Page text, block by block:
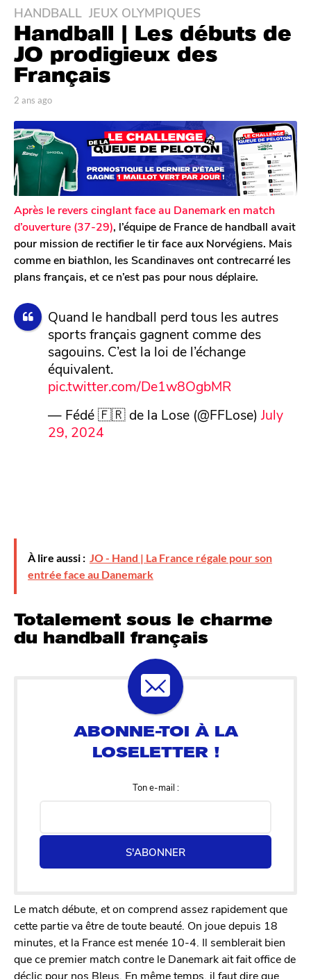
2
a
n
s
a
g
2
a
n
s
a
g
o
HANDBALL JEUX OLYMPIQUES
Handball | Les débuts de
JO prodigieux des
Français
p
r
T
o
m
G
a
l
e
r
o
n
2 ans ago
s
a
Après le revers cinglant face au Danemark en match
d’ouverture (37-29), l’équipe de France de handball avait
pour mission de rectifier le tir face aux Norvégiens. Mais
comme en biathlon, les Scandinaves ont contrecarré les
plans français, et ce n’est pas pour nous déplaire.
Quand le handball perd tous les autres
sports français gagnent comme des
sagouins. C’est la loi de l’échange
équivalent.
pic.twitter.com/De1w8OgbMR
— Fédé 🇫🇷 de la Lose (@FFLose) July
29, 2024
À lire aussi : JO - Hand | La France régale pour son
entrée face au Danemark
Totalement sous le charme
du handball français
Ton e-mail :
S'ABONNER
Le match débute, et on comprend assez rapidement que
cette partie va être de toute beauté. On joue depuis 18
minutes, et la France est menée 10-4. Il semblerait bien
que ce premier match contre le Danemark ait fait office de
déclic pour nos Bleus. En même temps, il faut dire que